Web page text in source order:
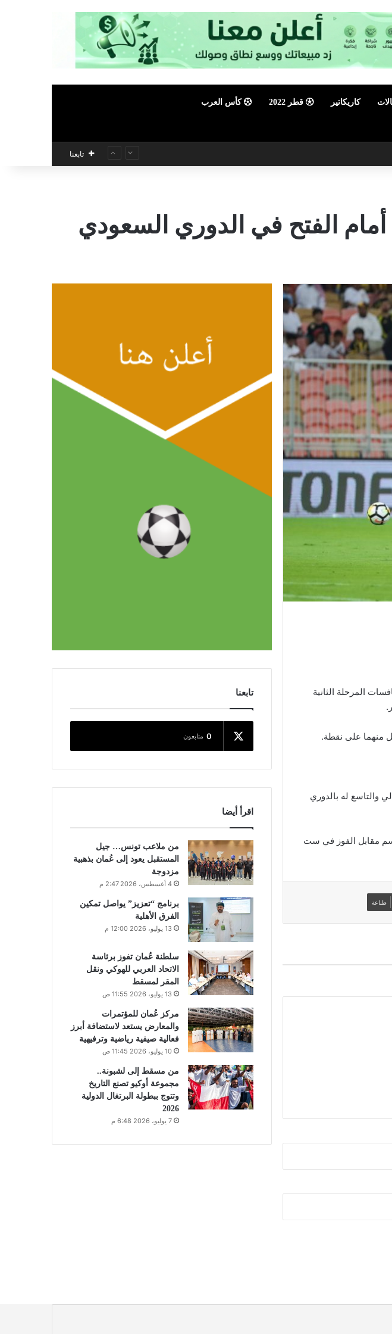
كاريكاتير قطر 2022 كأس العرب
تابعنا
الفتح في الدوري السعودي
المرحلة الثانية
منهما على نقطة.
والتاسع له بالدوري
هذا الموسم مقابل الفوز في ست
طباعة
تابعنا
0 متابعون
اقرأ أيضا
من ملاعب تونس… جيل
المستقبل يعود إلى عُمان بذهبية
مزدوجة
4 أغسطس، 2026 2:47 م
برنامج “تعزيز” يواصل تمكين
الفرق الأهلية
13 يوليو، 2026 12:00 م
سلطنة عُمان تفوز برئاسة
الاتحاد العربي للهوكي ونقل
المقر لمسقط
13 يوليو، 2026 11:55 ص
مركز عُمان للمؤتمرات
والمعارض يستعد لاستضافة أبرز
فعالية صيفية رياضية وترفيهية
10 يوليو، 2026 11:45 ص
من مسقط إلى لشبونة..
مجموعة أوكيو تصنع التاريخ
وتتوج ببطولة البرتغال الدولية
2026
7 يوليو، 2026 6:48 م